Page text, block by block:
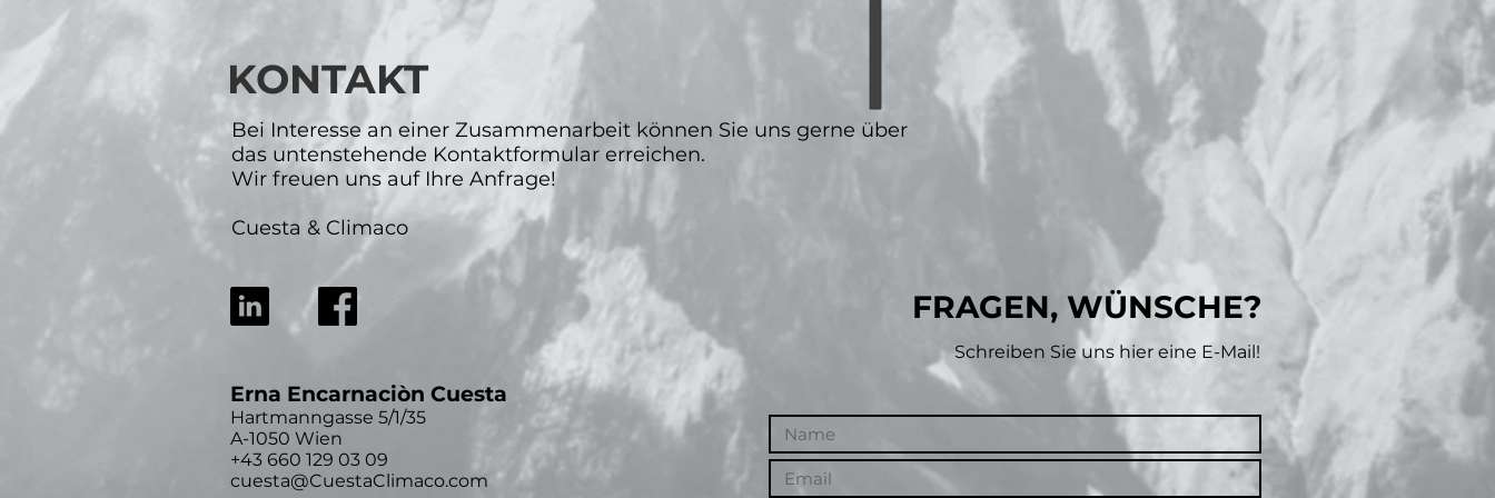
KONTAKT
Bei Interesse an einer Zusammenarbeit können Sie uns gerne über
das untenstehende Kontaktformular erreichen.
Wir freuen uns auf Ihre Anfrage!
Cuesta & Climaco
FRAGEN, WÜNSCHE?
Schreiben Sie uns hier eine E-Mail!
Erna Encarnaciòn Cuesta
Hartmanngasse 5/1/35
A-1050 Wien
+43 660 129 03 09
cuesta@CuestaClimaco.com